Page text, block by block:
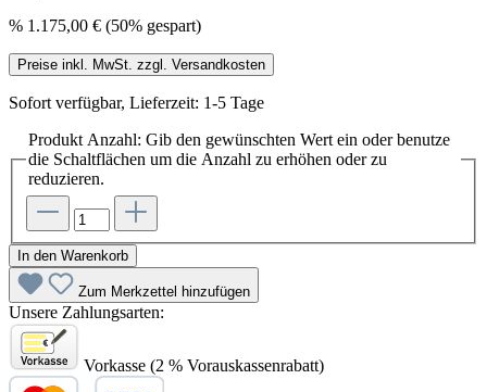
% 1.175,00 € (50% gespart)
Preise inkl. MwSt. zzgl. Versandkosten
Sofort verfügbar, Lieferzeit: 1-5 Tage
Produkt Anzahl: Gib den gewünschten Wert ein oder benutze
die Schaltflächen um die Anzahl zu erhöhen oder zu
reduzieren.
In den Warenkorb
Zum Merkzettel hinzufügen
Unsere Zahlungsarten:
Vorkasse (2 % Vorauskassenrabatt)